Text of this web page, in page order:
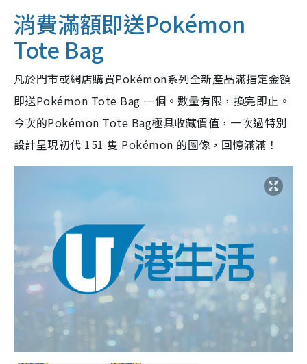
消費滿額即送Pokémon
Tote Bag
凡於門市或網店購買Pokémon系列全新產品滿指定金額
即送Pokémon Tote Bag 一個。數量有限，換完即止。
今次的Pokémon Tote Bag極具收藏價值，一次過特別
設計呈現初代 151 隻 Pokémon 的圖像，回憶滿滿！